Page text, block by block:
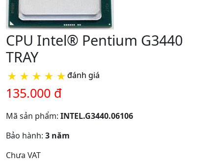
CPU Intel® Pentium G3440
TRAY
★ ★ ★ ★ ★đánh giá
135.000 đ
Mã sản phẩm: INTEL.G3440.06106
Bảo hành: 3 năm
Chưa VAT